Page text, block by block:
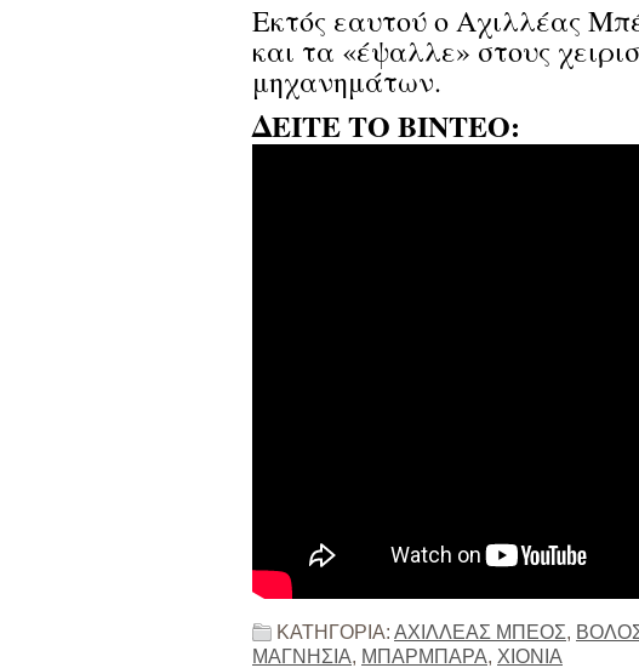
Εκτός εαυτού ο Αχιλλέας
και τα «έψαλλε» στους
μηχανημάτων.
ΔΕΙΤΕ ΤΟ ΒΙΝΤΕΟ:
ΚΑΤΗΓΟΡΙΑ: ΑΧΙΛΛΕΑΣ ΜΠΕΟΣ,
ΜΑΓΝΗΣΙΑ, ΜΠΑΡΜΠΑΡΑ, ΧΙΟΝΙΑ